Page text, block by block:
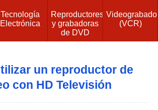
Tecnología
Electrónica
Reproductores
y grabadoras
de DVD
(VCR)
un reproductor de
con HD Televisión